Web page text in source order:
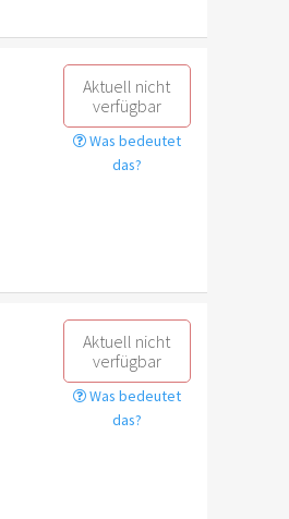
Aktuell nicht
verfügbar
Was bedeutet
das?
Aktuell nicht
verfügbar
Was bedeutet
das?